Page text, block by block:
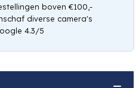
boven €100,-
diverse camera's
4.3/5